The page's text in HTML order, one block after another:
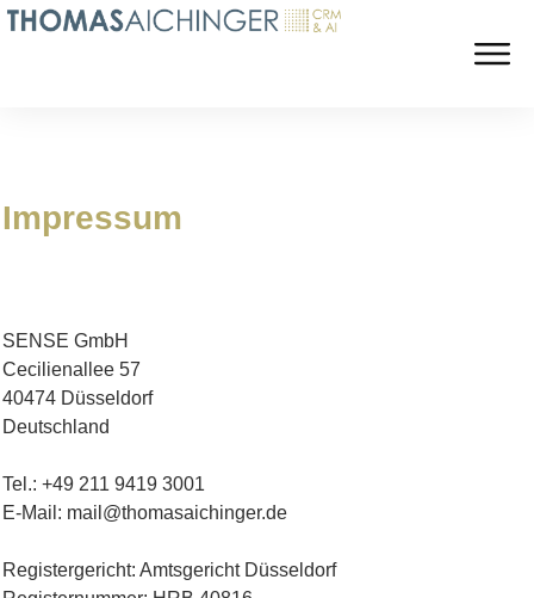
Impressum
SENSE GmbH
Cecilienallee 57
40474 Düsseldorf
Deutschland
Tel.: +49 211 9419 3001
E-Mail: mail@thomasaichinger.de
Registergericht: Amtsgericht Düsseldorf